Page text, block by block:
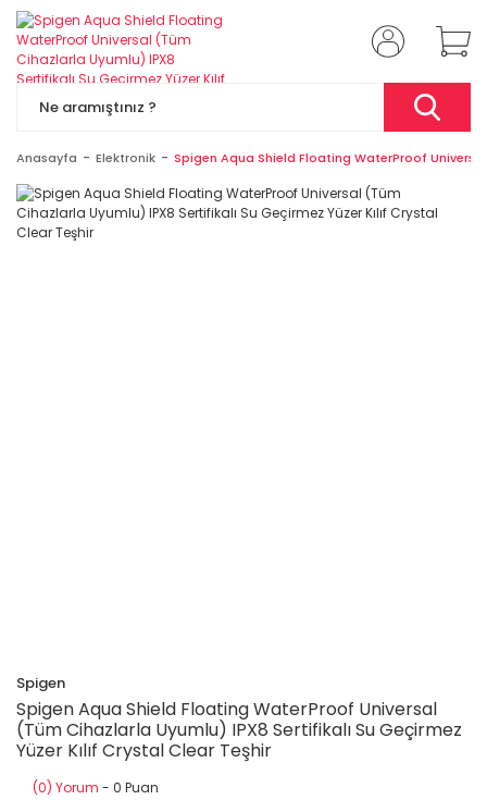
Anasayfa Elektronik Spigen Aqua Shield Floating WaterProof Universal
Spigen
Spigen Aqua Shield Floating WaterProof Universal
(Tüm Cihazlarla Uyumlu) IPX8 Sertifikalı Su Geçirmez
Yüzer Kılıf Crystal Clear Teşhir
(0) Yorum - 0 Puan